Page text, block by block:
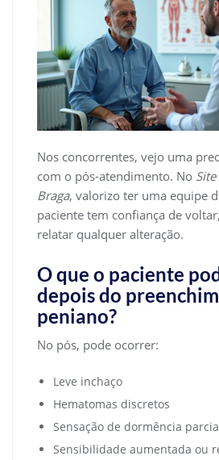
Nos concorrentes, vejo uma
com o pós-atendimento. No
Braga, valorizo ter uma equipe
paciente tem confiança de
relatar qualquer alteração.
O que o paciente
depois do
peniano?
No pós, pode ocorrer:
Leve inchaço
Hematomas discretos
Sensação de dormência
Sensibilidade aumentada ou